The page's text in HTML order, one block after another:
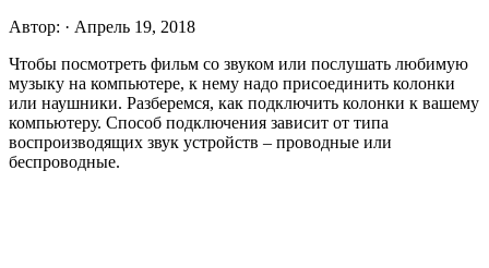
Автор: · Апрель 19, 2018
Чтобы посмотреть фильм со звуком или послушать любимую
музыку на компьютере, к нему надо присоединить колонки
или наушники. Разберемся, как подключить колонки к вашему
компьютеру. Способ подключения зависит от типа
воспроизводящих звук устройств – проводные или
беспроводные.